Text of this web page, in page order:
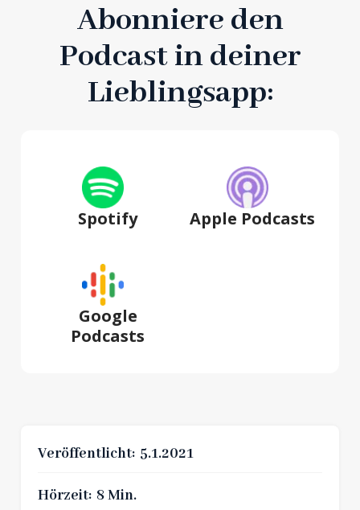
Veröffentlicht: 5.1.2021
Hörzeit: 8 Min.
Abonniere den
Podcast in deiner
Lieblingsapp:
Spotify Apple Podcasts
Google
Podcasts